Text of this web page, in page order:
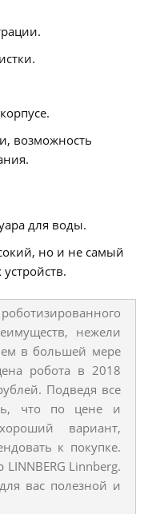
возможность
для воды.
но и не самый
нежели
в большей мере
робота в 2018
Подведя все
что по цене и
вариант,
к покупке.
Linnberg.
вас полезной и